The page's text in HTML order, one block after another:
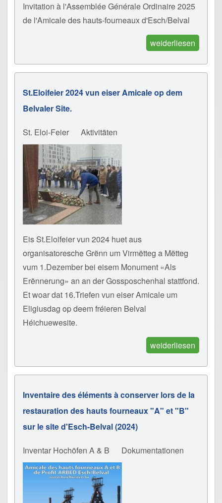
Invitation à l'Assemblée Générale Ordinaire 2025
de l'Amicale des hauts-fourneaux d'Esch/Belval
weiderliesen
St.Eloifeier 2024 vun eiser Amicale op dem
Belvaler Site.
St. Eloi-Feier Aktivitäten
Eis St.Eloifeier vun 2024 huet aus
organisatoresche Grënn um Virmëtteg a Mëtteg
vum 1.Dezember bei eisem Monument «Als
Erënnerung» an an der Gossposchenhal stattfond.
Et woar dat 16.Triefen vun eiser Amicale um
Eligiusdag op deem fréieren Belval
Héichuewesite.
weiderliesen
Inventaire des éléments à conserver lors de la
restauration des hauts fourneaux "A" et "B"
sur le site d'Esch-Belval (2024)
Inventar Hochöfen A & B Dokumentationen